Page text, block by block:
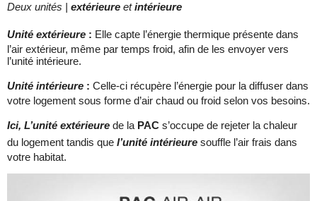
Deux unités | extérieure etintérieure
Unité extérieure : Elle capte l’énergie thermique présente dans
l’air extérieur, même par temps froid, afin de les envoyer vers
l’unité intérieure.
Unité intérieure : Celle-ci récupère l’énergie pour la diffuser dans
votre logement sous forme d’air chaud ou froid selon vos besoins.
Ici, L’unité extérieure de la PAC s’occupe de rejeter la chaleur
du logement tandis que l’unité intérieure souffle l’air frais dans
votre habitat.